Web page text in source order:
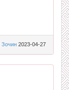
Зочин 2023-04-27